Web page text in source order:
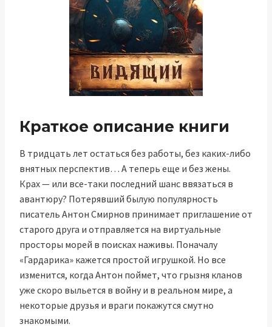
Краткое описание книги
В тридцать лет остаться без работы, без каких-либо
внятных перспектив… А теперь еще и без жены.
Крах — или все-таки последний шанс ввязаться в
авантюру? Потерявший былую популярность
писатель Антон Смирнов принимает приглашение от
старого друга и отправляется на виртуальные
просторы морей в поисках наживы. Поначалу
«Гардарика» кажется простой игрушкой. Но все
изменится, когда Антон поймет, что грызня кланов
уже скоро выльется в войну и в реальном мире, а
некоторые друзья и враги покажутся смутно
знакомыми.